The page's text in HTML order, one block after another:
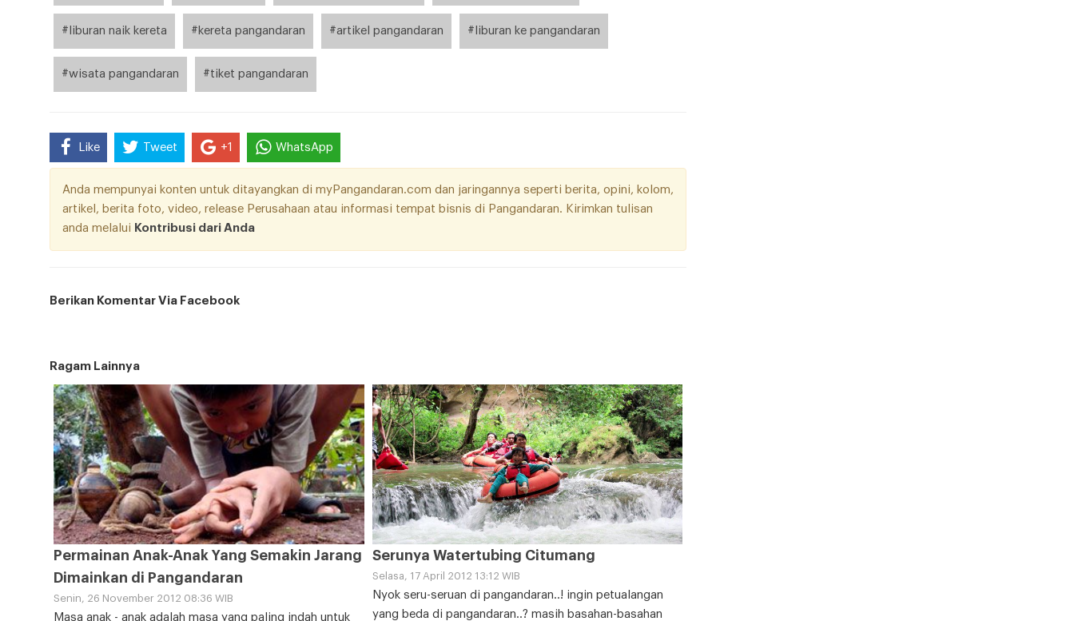
#liburan naik kereta #kereta pangandaran #artikel pangandaran #liburan ke pangandaran
#wisata pangandaran #tiket pangandaran
Like Tweet +1 WhatsApp
Anda mempunyai konten untuk ditayangkan di myPangandaran.com dan jaringannya seperti berita, opini, kolom,
artikel, berita foto, video, release Perusahaan atau informasi tempat bisnis di Pangandaran. Kirimkan tulisan
anda melalui Kontribusi dari Anda
Berikan Komentar Via Facebook
Ragam Lainnya
Permainan Anak-Anak Yang Semakin Jarang
Dimainkan di Pangandaran
Senin, 26 November 2012 08:36 WIB
Masa anak - anak adalah masa yang paling indah untuk
Serunya Watertubing Citumang
Selasa, 17 April 2012 13:12 WIB
Nyok seru-seruan di pangandaran..! ingin petualangan
yang beda di pangandaran..? masih basahan-basahan